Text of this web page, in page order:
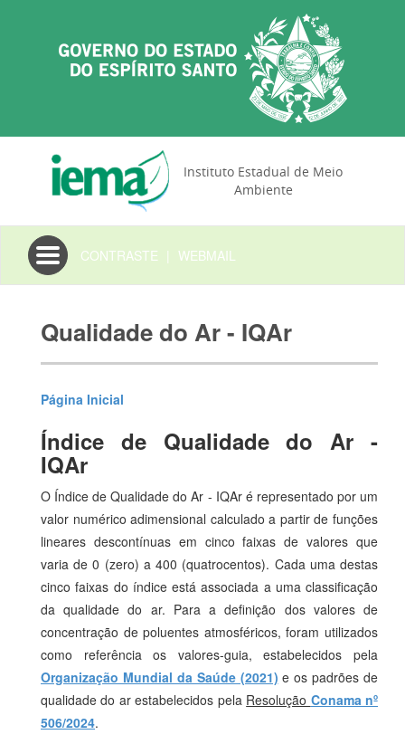
Instituto Estadual de Meio
Ambiente
Toggle
navigation
CONTRASTE | WEBMAIL
Qualidade do Ar - IQAr
Página Inicial
Índice de Qualidade do Ar -
IQAr
O Índice de Qualidade do Ar - IQAr é representado por um
valor numérico adimensional calculado a partir de funções
lineares descontínuas em cinco faixas de valores que
varia de 0 (zero) a 400 (quatrocentos). Cada uma destas
cinco faixas do índice está associada a uma classificação
da qualidade do ar. Para a definição dos valores de
concentração de poluentes atmosféricos, foram utilizados
como referência os valores-guia, estabelecidos pela
Organização Mundial da Saúde (2021) e os padrões de
qualidade do ar estabelecidos pela Resolução Conama nº
506/2024.